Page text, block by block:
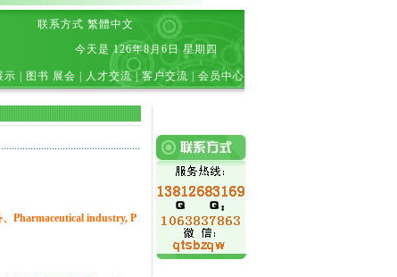
联系方式 繁體中文
今天是 126年8月6日 星期四
示 图书 展会 人才交流 客户交流 会员中心
Pharmaceutical industry, P